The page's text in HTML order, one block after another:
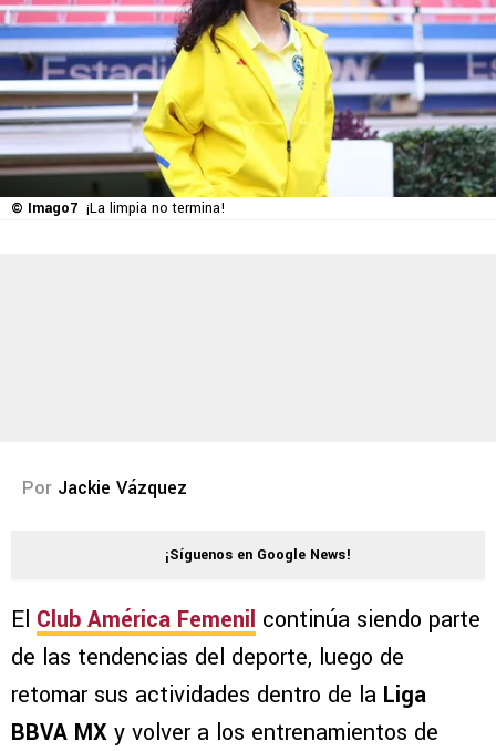
© Imago7 ¡La limpia no termina!
Por Jackie Vázquez
¡Síguenos en Google News!
El Club América Femenil continúa siendo parte
de las tendencias del deporte, luego de
retomar sus actividades dentro de la Liga
BBVA MX y volver a los entrenamientos de